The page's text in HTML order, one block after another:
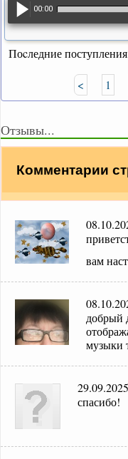
00:00
Поcледние
< 1
Отзывы...
Комментарии
вам
добрый
музыки
спасибо!